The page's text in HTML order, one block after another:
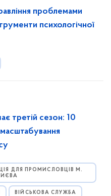
проблемами
психологічної
третій сезон: 10
масштабування
ДЛЯ ПРОМИСЛОВЦІВ М.
ВІЙСЬКОВА СЛУЖБА